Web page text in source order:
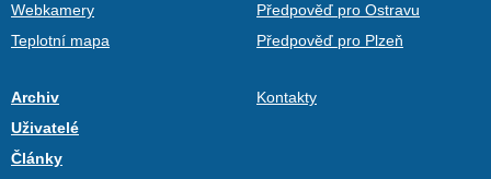
Webkamery
Teplotní mapa
Předpověď pro Ostravu
Předpověď pro Plzeň
Archiv
Uživatelé
Články
Kontakty